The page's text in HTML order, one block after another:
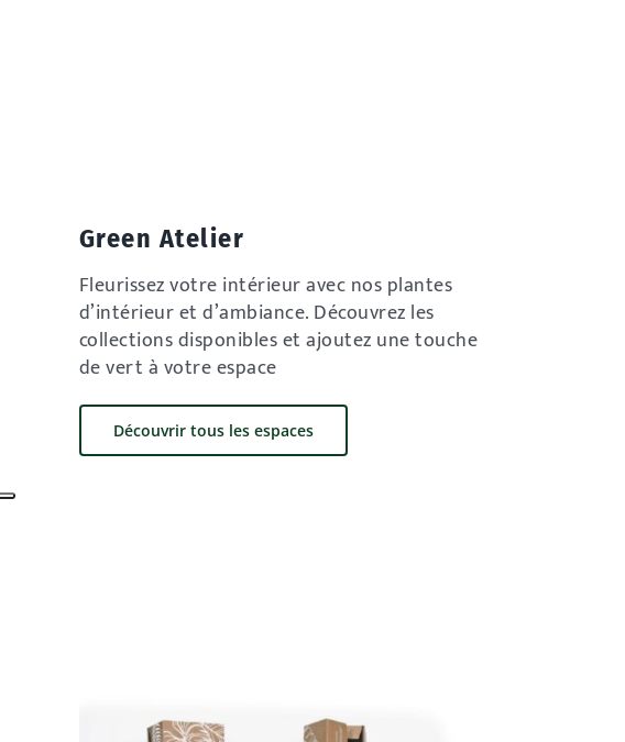
Green Atelier
Fleurissez votre intérieur avec nos plantes
d’intérieur et d’ambiance. Découvrez les
collections disponibles et ajoutez une touche
de vert à votre espace
Découvrir tous les espaces